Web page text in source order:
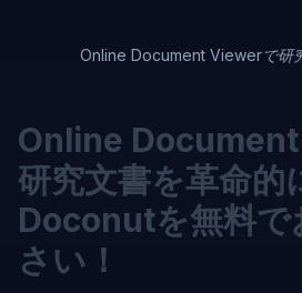
Online Document Viewerで研
Online
研究文書を革命的
Doconutを無料で
さい！